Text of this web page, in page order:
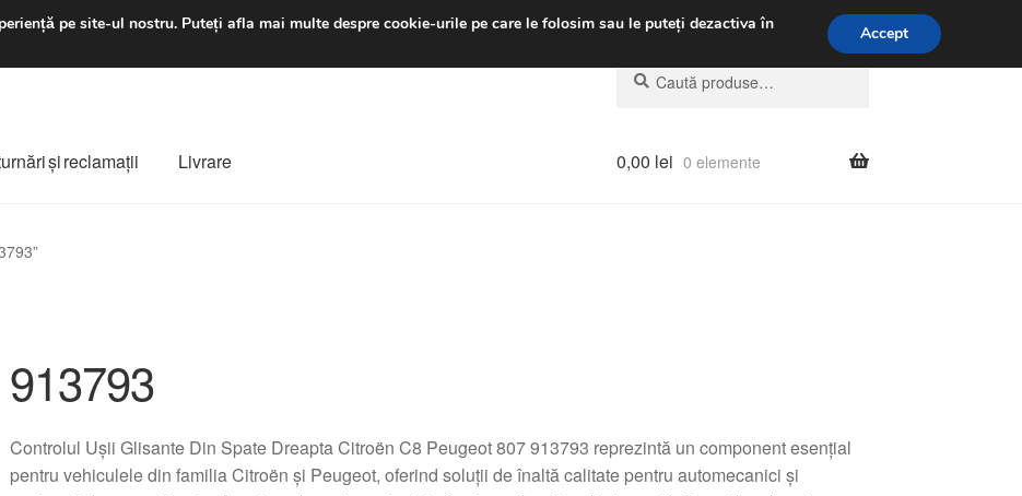
luni-vineri 9 a.m. - 4 p.m.031 229 6816
Caută
după:
Caută
şi reclamații Livrare 0,00 lei 0 elemente
913793
Controlul Ușii Glisante Din Spate Dreapta Citroën C8 Peugeot 807 913793 reprezintă un component esențial
pentru vehiculele din familia Citroën și Peugeot, oferind soluții de înaltă calitate pentru automecanici și
pe site-ul nostru. Puteți afla mai multe despre cookie-urile pe care le folosim sau le puteți dezactiva în
Accept